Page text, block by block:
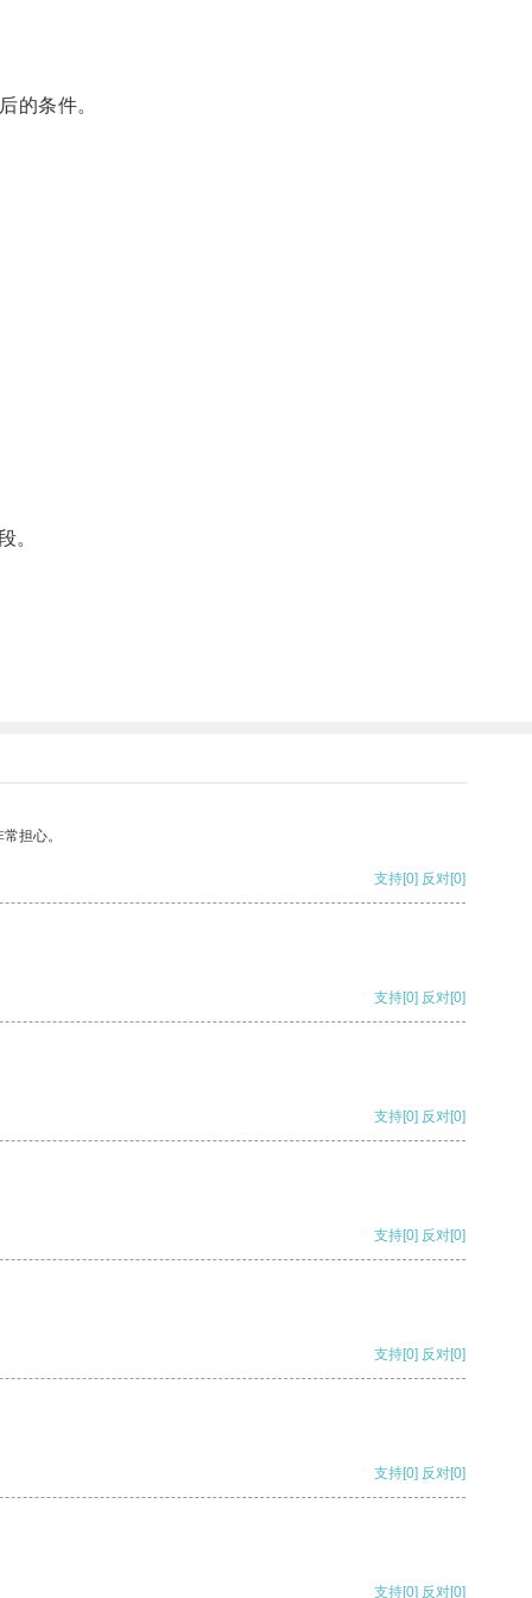
的条件。
。
担心。
支持[0] 反对[0]
支持[0] 反对[0]
支持[0] 反对[0]
支持[0] 反对[0]
支持[0] 反对[0]
支持[0] 反对[0]
支持[0] 反对[0]